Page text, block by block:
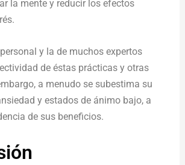
la mente y reducir los efectos
y la de muchos expertos
de éstas prácticas y otras
a menudo se subestima su
y estados de ánimo bajo, a
de sus beneficios.